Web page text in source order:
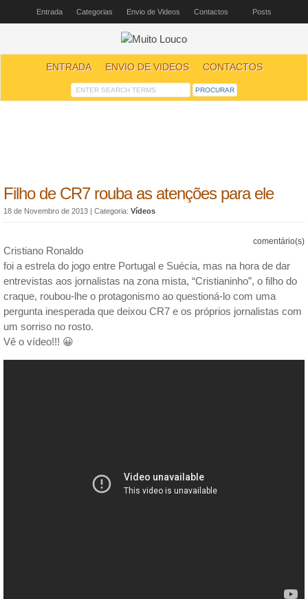
Entrada Categorias Envio de Videos Contactos Posts
ENTRADA ENVIO DE VIDEOS CONTACTOS
Filho de CR7 rouba as atenções para ele
18 de Novembro de 2013 | Categoria: Vídeos
comentário(s)
Cristiano Ronaldo
foi a estrela do jogo entre Portugal e Suécia, mas na hora de dar
entrevistas aos jornalistas na zona mista, “Cristianinho”, o filho do
craque, roubou-lhe o protagonismo ao questioná-lo com uma
pergunta inesperada que deixou CR7 e os próprios jornalistas com
um sorriso no rosto.
Vê o vídeo!!! 😀